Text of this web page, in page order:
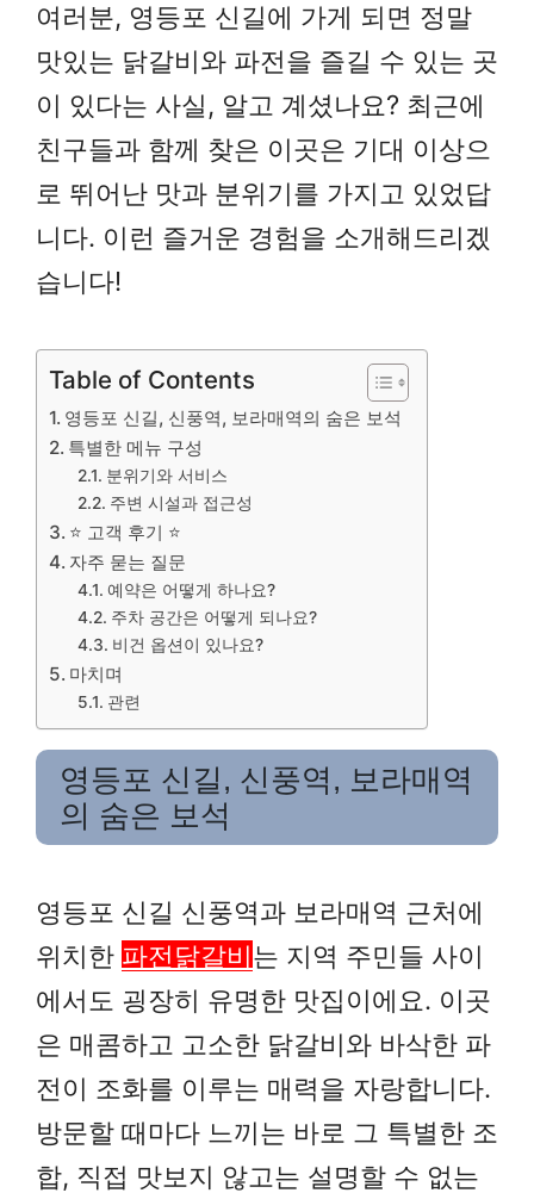
여러분, 영등포 신길에 가게 되면 정말
맛있는 닭갈비와 파전을 즐길 수 있는 곳
이 있다는 사실, 알고 계셨나요? 최근에
친구들과 함께 찾은 이곳은 기대 이상으
로 뛰어난 맛과 분위기를 가지고 있었답
니다. 이런 즐거운 경험을 소개해드리겠
습니다!
Table of Contents
영등포 신길, 신풍역, 보라매역의 숨은 보석
특별한 메뉴 구성
분위기와 서비스
주변 시설과 접근성
⭐ 고객 후기 ⭐
자주 묻는 질문
예약은 어떻게 하나요?
주차 공간은 어떻게 되나요?
비건 옵션이 있나요?
마치며
관련
영등포 신길, 신풍역, 보라매역
의 숨은 보석
영등포 신길 신풍역과 보라매역 근처에
위치한 파전닭갈비는 지역 주민들 사이
에서도 굉장히 유명한 맛집이에요. 이곳
은 매콤하고 고소한 닭갈비와 바삭한 파
전이 조화를 이루는 매력을 자랑합니다.
방문할 때마다 느끼는 바로 그 특별한 조
합, 직접 맛보지 않고는 설명할 수 없는